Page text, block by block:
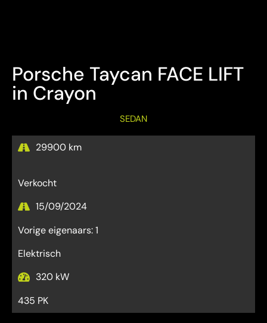
Porsche Taycan FACE LIFT
in Crayon
SEDAN
29900 km
Verkocht
15/09/2024
Vorige eigenaars: 1
Elektrisch
320 kW
435 PK